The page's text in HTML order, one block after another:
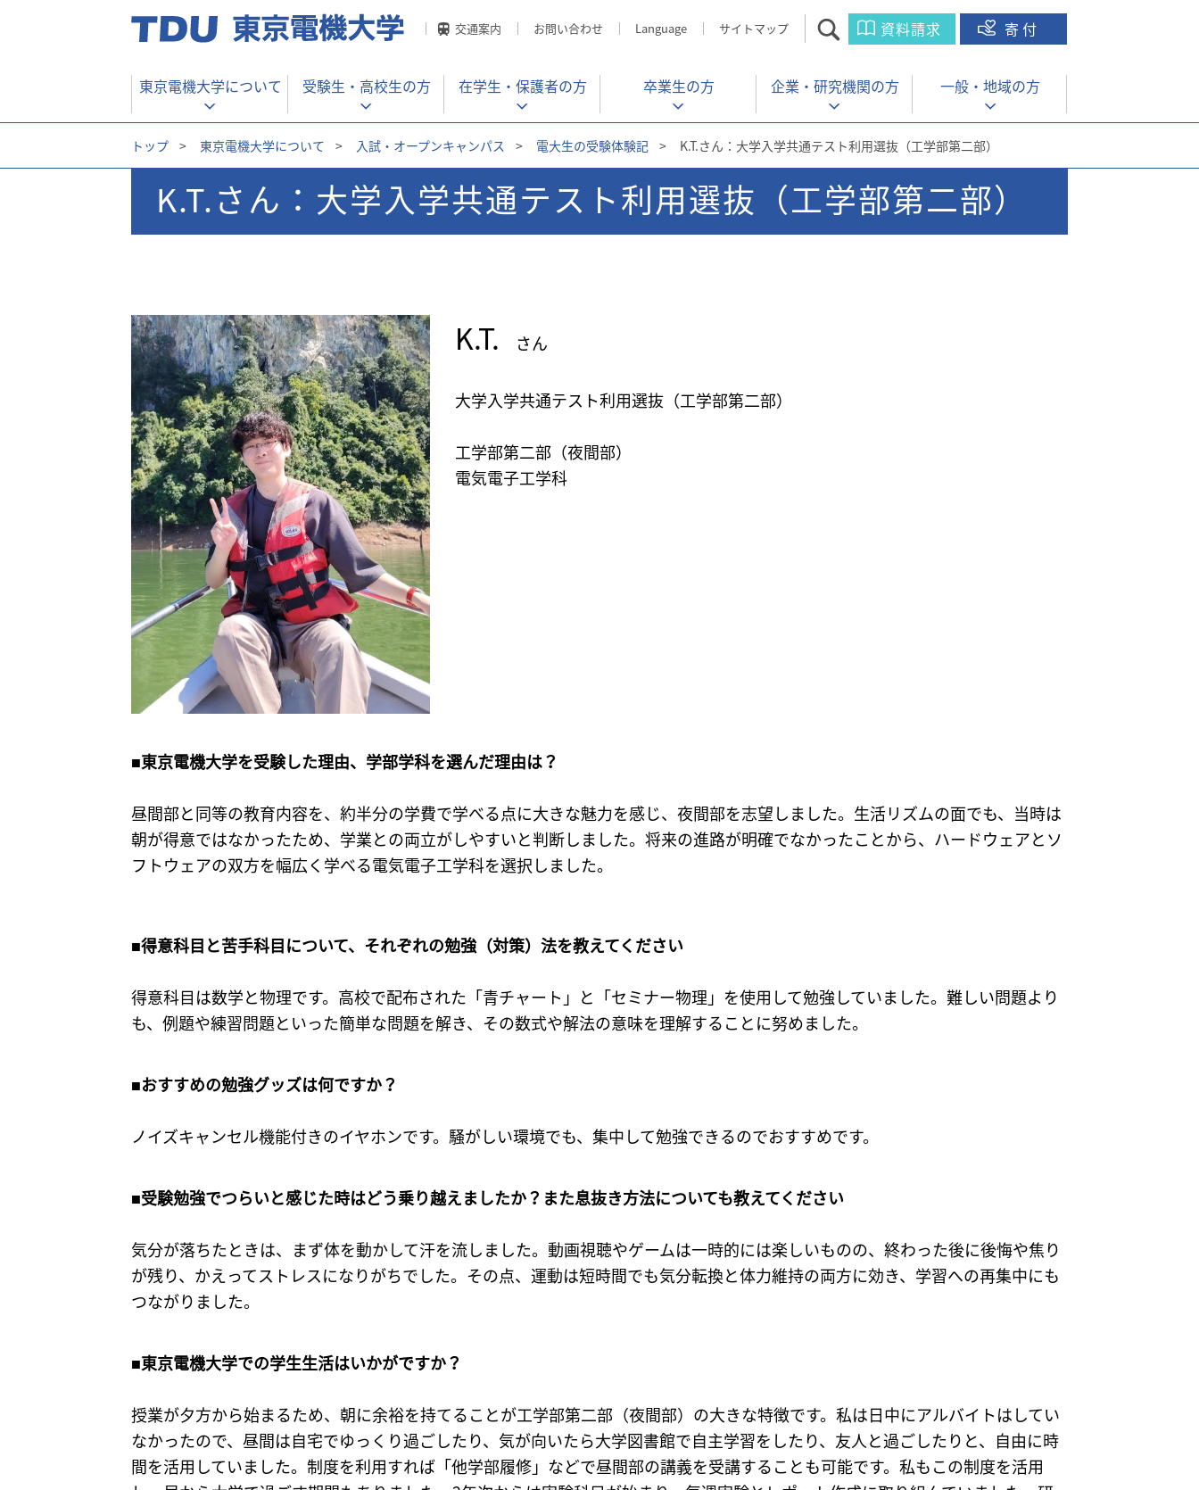
交通案内 お問い合わせ Language サイトマップ 資料請求 寄付
東京電機大学について 受験生・ 高校生の方 在学生・ 保護者の方 卒業生の方 企業・ 研究機関の方 一般・ 地域の方
トップ > 東京電機大学について > 入試・オープンキャンパス > 電大生の受験体験記 > K.T.さん：大学入学共通テスト利用選抜（工学部第二部）
K.T.さん：大学入学共通テスト利用選抜（工学部第二部）
K.T. さん
大学入学共通テスト利用選抜（工学部第二部）
工学部第二部（夜間部）
電気電子工学科
■東京電機大学を受験した理由、学部学科を選んだ理由は？
昼間部と同等の教育内容を、約半分の学費で学べる点に大きな魅力を感じ、夜間部を志望しました。生活リズムの面でも、当時は
朝が得意ではなかったため、学業との両立がしやすいと判断しました。将来の進路が明確でなかったことから、ハードウェアとソ
フトウェアの双方を幅広く学べる電気電子工学科を選択しました。
■得意科目と苦手科目について、それぞれの勉強（対策）法を教えてください
得意科目は数学と物理です。高校で配布された「青チャート」と「セミナー物理」を使用して勉強していました。難しい問題より
も、例題や練習問題といった簡単な問題を解き、その数式や解法の意味を理解することに努めました。
■おすすめの勉強グッズは何ですか？
ノイズキャンセル機能付きのイヤホンです。騒がしい環境でも、集中して勉強できるのでおすすめです。
■受験勉強でつらいと感じた時はどう乗り越えましたか？また息抜き方法についても教えてください
気分が落ちたときは、まず体を動かして汗を流しました。動画視聴やゲームは一時的には楽しいものの、終わった後に後悔や焦り
が残り、かえってストレスになりがちでした。その点、運動は短時間でも気分転換と体力維持の両方に効き、学習への再集中にも
つながりました。
■東京電機大学での学生生活はいかがですか？
授業が夕方から始まるため、朝に余裕を持てることが工学部第二部（夜間部）の大きな特徴です。私は日中にアルバイトはしてい
なかったので、昼間は自宅でゆっくり過ごしたり、気が向いたら大学図書館で自主学習をしたり、友人と過ごしたりと、自由に時
間を活用していました。制度を利用すれば「他学部履修」などで昼間部の講義を受講することも可能です。私もこの制度を活用